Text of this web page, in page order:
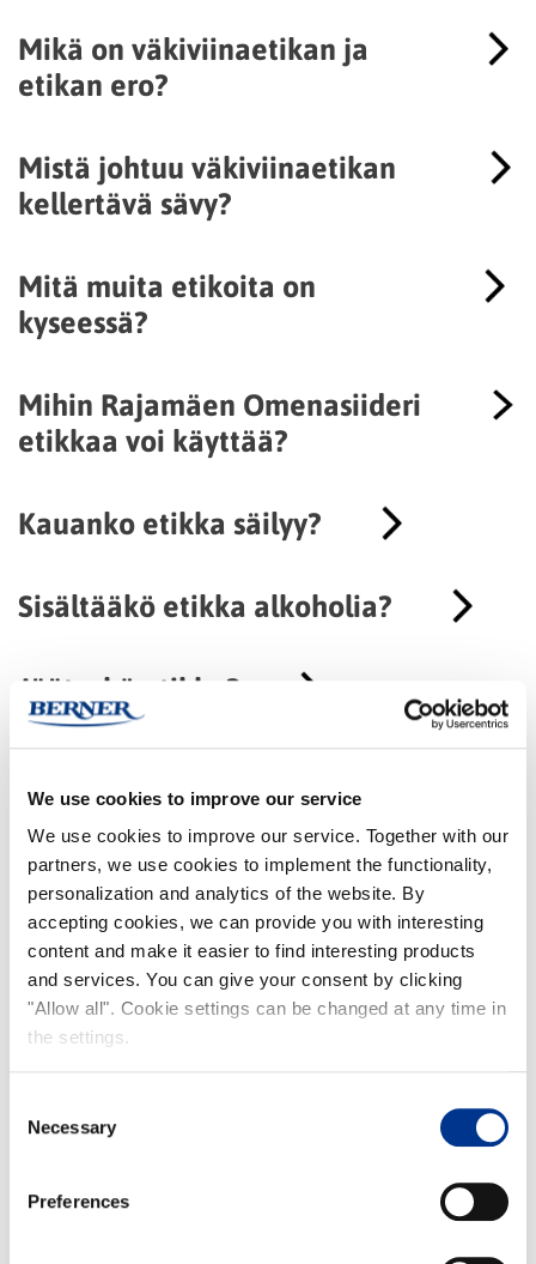
We use cookies to improve our service
We use cookies to improve our service. Together with our
partners, we use cookies to implement the functionality,
personalization and analytics of the website. By
accepting cookies, we can provide you with interesting
content and make it easier to find interesting products
and services. You can give your consent by clicking
"Allow all". Cookie settings can be changed at any time in
the settings.
Selection
Necessary
Preferences
Mikä on väkiviinaetikan ja
etikan ero?
Mistä johtuu väkiviinaetikan
kellertävä sävy?
Mitä muita etikoita on
kyseessä?
Mihin Rajamäen Omenasiideri
etikkaa voi käyttää?
Kauanko etikka säilyy?
Sisältääkö etikka alkoholia?
Jäätyykö etikka?
Väkiviinaetikkaa isommissa
pakkauksissa?
Viinietikan pohjalla on sakkaa;
onko etikka pilaantunut?
Miten etikkaa voi käyttää